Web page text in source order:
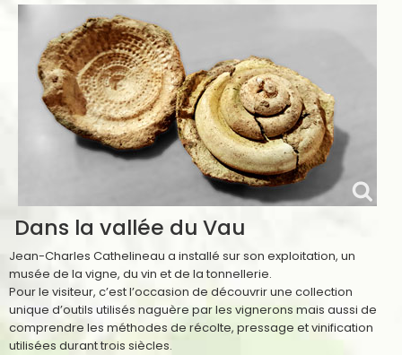
Dans la vallée du Vau
Jean-Charles Cathelineau a installé sur son exploitation, un
musée de la vigne, du vin et de la tonnellerie.
Pour le visiteur, c’est l’occasion de découvrir une collection
unique d’outils utilisés naguère par les vignerons mais aussi de
comprendre les méthodes de récolte, pressage et vinification
utilisées durant trois siècles.